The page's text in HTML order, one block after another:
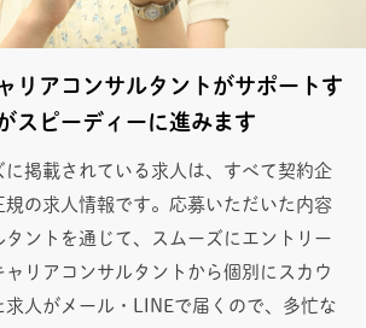
リアコンサルタントがサポートす
スピーディーに進みます
に掲載されている求人は、すべて契約企
規の求人情報です。応募いただいた内容
タントを通じて、スムーズにエントリー
リアコンサルタントから個別にスカウ
求人がメール・LINEで届くので、多忙な